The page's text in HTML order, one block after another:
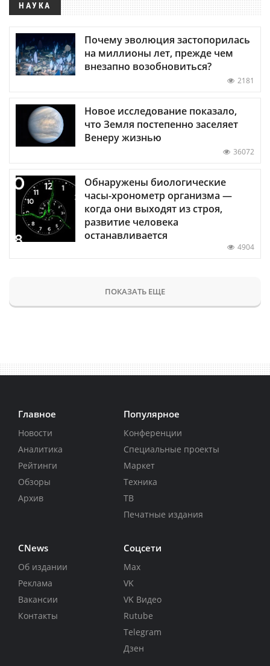
НАУКА
Почему эволюция застопорилась
на миллионы лет, прежде чем
внезапно возобновиться?
2181
Новое исследование показало,
что Земля постепенно заселяет
Венеру жизнью
36072
Обнаружены биологические
часы-хронометр организма —
когда они выходят из строя,
развитие человека
останавливается
4904
ПОКАЗАТЬ ЕЩЕ
Главное
Новости
Аналитика
Рейтинги
Обзоры
Архив
Популярное
Конференции
Специальные проекты
Маркет
Техника
ТВ
Печатные издания
CNews
Об издании
Реклама
Вакансии
Контакты
Соцсети
Max
VK
VK Видео
Rutube
Telegram
Дзен